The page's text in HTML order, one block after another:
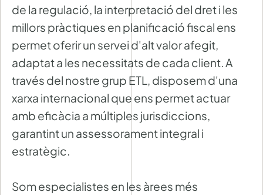
de la regulació, la interpretació del dret i les
millors pràctiques en planificació fiscal ens
permet oferir un servei d'alt valor afegit,
adaptat a les necessitats de cada client. A
través del nostre grup ETL, disposem d'una
xarxa internacional que ens permet actuar
amb eficàcia a múltiples jurisdiccions,
garantint un assessorament integral i
estratègic.
Som especialistes en les àrees més